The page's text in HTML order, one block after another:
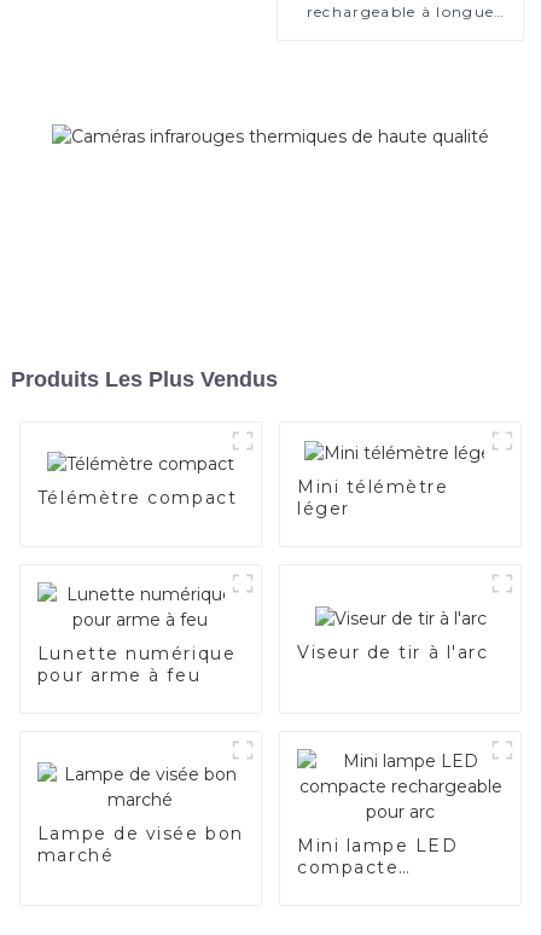
rechargeable à longue
Produits Les Plus Vendus
Télémètre compact
Mini télémètre
léger
Lunette numérique
pour arme à feu
Viseur de tir à l'arc
Lampe de visée bon
marché
Mini lampe LED
compacte